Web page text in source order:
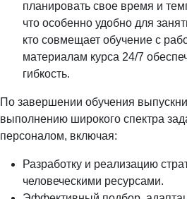
планировать свое время и
что особенно удобно для
кто совмещает обучение с
материалам курса 24/7
гибкость.
По завершении обучения
выполнению широкого спектра
персоналом, включая:
Разработку и реализацию
человеческими ресурсами.